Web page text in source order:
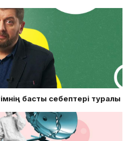
басты себептері туралы